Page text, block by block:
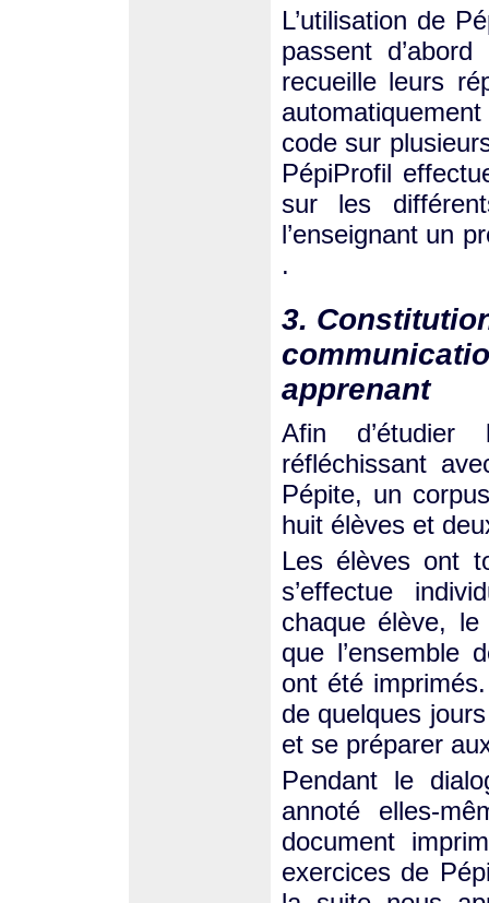
L’utilisation de
passent
recueille leurs
code sur
PépiProfil
sur les
l’enseignant un
.
3.
apprenant
Afin d’étudier
réfléchissant
Pépite, un
huit élèves et
Les élèves ont
s’effectue
chaque élève,
que l’ensemble
ont été
de quelques
et se préparer
Pendant le
annoté elles-
document
exercices de